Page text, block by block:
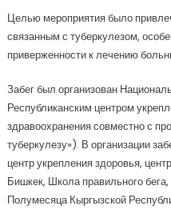
Целью мероприятия было
связанным с туберкулезом,
приверженности к лечению
Забег был организован
Республиканским центром
здравоохранения совместно с
туберкулезу»). В организации
центр укрепления здоровья,
Бишкек, Школа правильного
Полумесяца Кыргызской